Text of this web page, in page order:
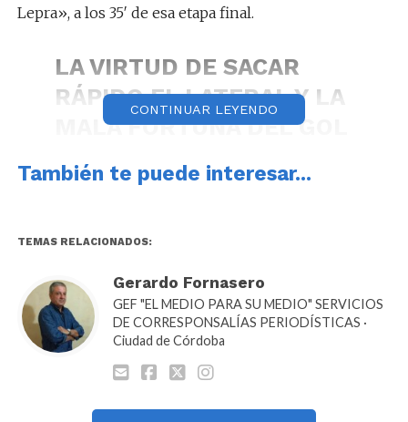
Lepra», a los 35′ de esa etapa final.
LA VIRTUD DE SACAR
RÁPIDO EL LATERAL Y LA
MALA FORTUNA DEL GOL
Salcedo marcó en contra
favor de Instituto ante
Newell's en el
#TorneoApertura.
pic.twitter.com/7dbP86vmFs
CONTINUAR LEYENDO
También te puede interesar...
TEMAS RELACIONADOS:
Gerardo Fornasero
GEF "EL MEDIO PARA SU MEDIO" SERVICIOS
DE CORRESPONSALÍAS PERIODÍSTICAS ·
Ciudad de Córdoba